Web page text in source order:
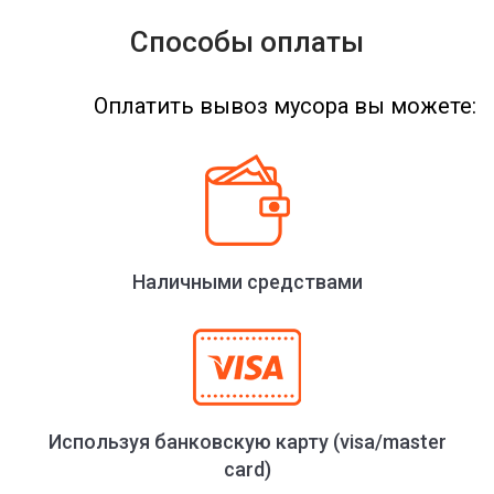
Способы оплаты
Оплатить вывоз мусора вы можете:
Наличными средствами
Используя банковскую карту (visa/master
card)